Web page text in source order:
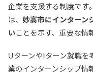
企業を支援する制度です
は、 妙高市にインターン
いことを示す、重要な情
UターンやIターン就職を
業のインターンシップ情